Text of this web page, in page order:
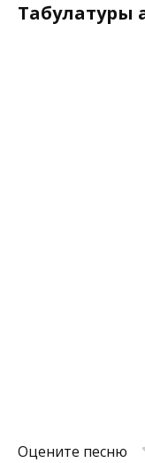
Табулатуры
Оцените песню